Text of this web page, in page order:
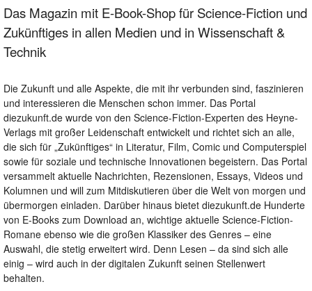
Das Magazin mit E-Book-Shop für Science-Fiction und
Zukünftiges in allen Medien und in Wissenschaft &
Technik
Die Zukunft und alle Aspekte, die mit ihr verbunden sind, faszinieren
und interessieren die Menschen schon immer. Das Portal
diezukunft.de wurde von den Science-Fiction-Experten des Heyne-
Verlags mit großer Leidenschaft entwickelt und richtet sich an alle,
die sich für „Zukünftiges“ in Literatur, Film, Comic und Computerspiel
sowie für soziale und technische Innovationen begeistern. Das Portal
versammelt aktuelle Nachrichten, Rezensionen, Essays, Videos und
Kolumnen und will zum Mitdiskutieren über die Welt von morgen und
übermorgen einladen. Darüber hinaus bietet diezukunft.de Hunderte
von E-Books zum Download an, wichtige aktuelle Science-Fiction-
Romane ebenso wie die großen Klassiker des Genres – eine
Auswahl, die stetig erweitert wird. Denn Lesen – da sind sich alle
einig – wird auch in der digitalen Zukunft seinen Stellenwert
behalten.